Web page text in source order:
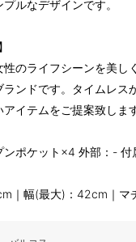
ルなデザインです。
のライフシーンを美し
ンドです。タイムレス
イテムをご提案致します
ンポケット×4 外部：-
｜幅(最大)：42cm｜